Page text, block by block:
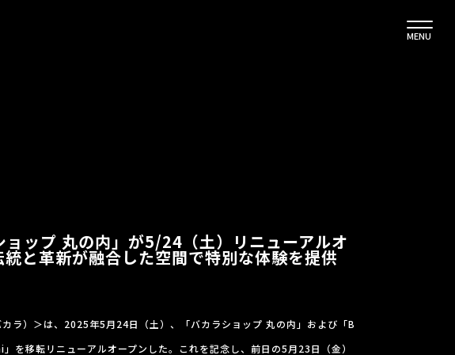
MENU
ョップ 丸の内」が5/24（土）リニューアルオ
統と革新が融合した空間で特別な体験を提供
ラ）＞は、2025年5月24日（土）、「バカラショップ 丸の内」および「B
を移転リニューアルオープンした。これを記念し、前日の5月23日（金）